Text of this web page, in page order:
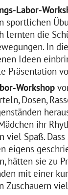
Labor-
sportlichen
lernten die
In
Ideen
Präsentation
Workshop
Dosen,
ihr
viel Spaß.
eigens
hätten sie zu
mit einer
Zuschauern